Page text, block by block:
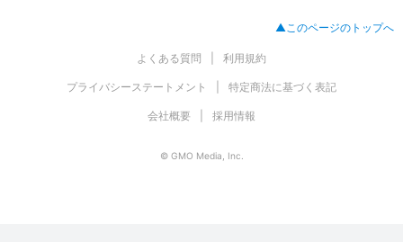
▲このページのトップへ
よくある質問 利用規約
プライバシーステートメント 特定商法に基づく表記
会社概要 採用情報
© GMO Media, Inc.